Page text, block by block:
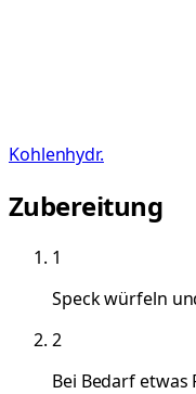
Kohlenhydr.
Zubereitung
1
Speck würfeln
2
Bei Bedarf